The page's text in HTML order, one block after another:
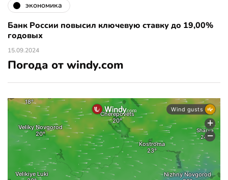
экономика
Банк России повысил ключевую ставку до 19,00%
годовых
15.09.2024
Погода от windy.com